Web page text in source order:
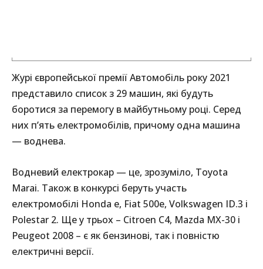
Журі європейської премії Автомобіль року 2021
представило список з 29 машин, які будуть
боротися за перемогу в майбутньому році. Серед
них п’ять електромобілів, причому одна машина
— воднева.
Водневий електрокар — це, зрозуміло, Toyota
Marai. Також в конкурсі беруть участь
електромобілі Honda e, Fiat 500e, Volkswagen ID.3 і
Polestar 2. Ще у трьох – Citroen C4, Mazda MX-30 і
Peugeot 2008 – є як бензинові, так і повністю
електричні версії.